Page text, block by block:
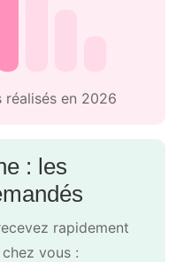
réalisés en 2026
: les
rapidement
vous :